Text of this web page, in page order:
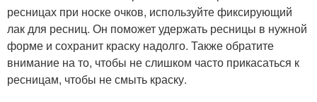
ресницах при носке очков, используйте фиксирующий
лак для ресниц. Он поможет удержать ресницы в нужной
форме и сохранит краску надолго. Также обратите
внимание на то, чтобы не слишком часто прикасаться к
ресницам, чтобы не смыть краску.